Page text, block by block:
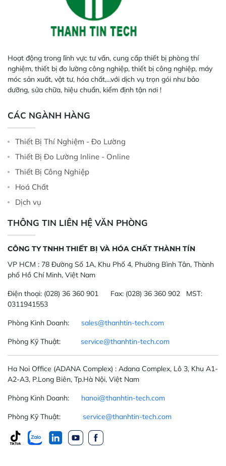
Hoạt động trong lĩnh vực tư vấn, cung cấp thiết bị phòng thí
nghiệm, thiết bị đo lường công nghiệp, thiết bị công nghiệp, máy
móc sản xuất, vật tư, hóa chất,...với dịch vụ trọn gói như bảo
dưỡng, sửa chữa, hiệu chuẩn, kiểm định tận nơi !
CÁC NGÀNH HÀNG
Thiết Bị Thí Nghiệm - Đo Lường
Thiết Bị Đo Lường Inline - Online
Thiết Bị Công Nghiệp
Hoá Chất
Dịch vụ
THÔNG TIN LIÊN HỆ VĂN PHÒNG
CÔNG TY TNHH THIẾT BỊ VÀ HÓA CHẤT THÀNH TÍN
VP HCM : 78 Đường Số 1A, Khu Phố 4, Phường Bình Tân, Thành
phố Hồ Chí Minh, Việt Nam
Điện thoại: (028) 36 360 901 Fax: (028) 36 360 902 MST:
0311941553
Phòng Kinh Doanh: sales@thanhtin-tech.com
Phòng Kỹ Thuật: service@thanhtin-tech.com
Ha Noi Office (ADANA Complex) : Adana Complex, Lô 3, Khu A1-
A2-A3, P.Long Biên, Tp.Hà Nội, Việt Nam
Phòng Kinh Doanh: hanoi@thanhtin-tech.com
Phòng Kỹ Thuật: service@thanhtin-tech.com